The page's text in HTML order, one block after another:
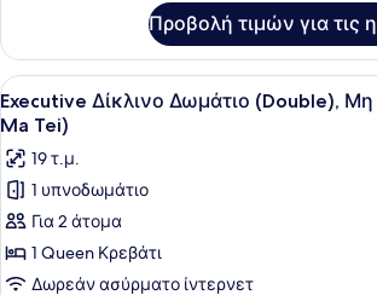
(Mature)
Δίκλινο
Δωμάτιο
(Double),
Μη
Καπνιστών
(Mature)
Προβολή τιμών για τις
Προβολή
όλων
των
φωτογραφιών
για
Executive
Δίκλινο
Δωμάτιο
Ένα
3
Executive Δίκλινο Δωμάτιο (Double),
Ma Tei)
19 τ.μ.
1 υπνοδωμάτιο
Για 2 άτομα
1 Queen Κρεβάτι
Δωρεάν ασύρματο ίντερνετ